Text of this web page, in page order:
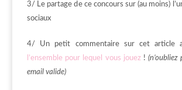
3/ Le partage de ce concours sur (au moins)
sociaux
4/ Un petit commentaire sur cet article
l’ensemble pour lequel vous jouez!
email valide)